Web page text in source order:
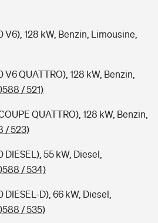
V6), 128 kW, Benzin, Limousine,
QUATTRO), 128 kW, Benzin,
/ 521)
QUATTRO), 128 kW, Benzin,
/ 523)
55 kW, Diesel,
/ 534)
D), 66 kW, Diesel,
/ 535)